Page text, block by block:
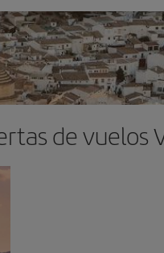
de vuelos